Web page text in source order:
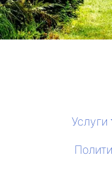
Услуги